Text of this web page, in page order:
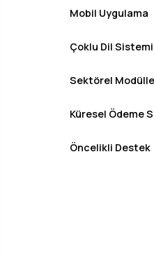
Mobil Uygulama
Çoklu Dil Sistemi
Sektörel
Küresel Ödeme
Öncelikli Destek